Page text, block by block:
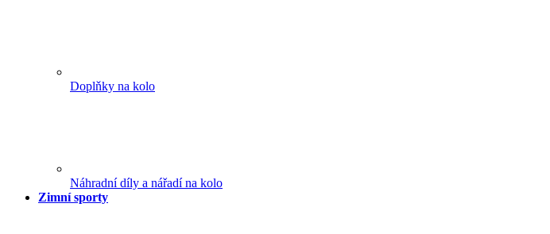
Doplňky na kolo
Náhradní díly a nářadí na kolo
Zimní sporty